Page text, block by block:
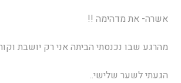
אשרה- את מדהימה !!
מהרגע שבו נכנסתי הביתה אני רק יושבת
הגעתי לשער שלישי..